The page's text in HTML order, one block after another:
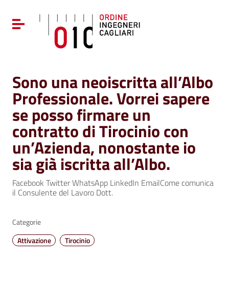
Vai al menu di navigazione
Vai al footer
Attiva / disattiva la navigazione
Sono una neoiscritta all’Albo
Professionale. Vorrei sapere
se posso firmare un
contratto di Tirocinio con
un’Azienda, nonostante io
sia già iscritta all’Albo.
Facebook Twitter WhatsApp LinkedIn EmailCome comunica
il Consulente del Lavoro Dott.
Categorie
Attivazione
Tirocinio